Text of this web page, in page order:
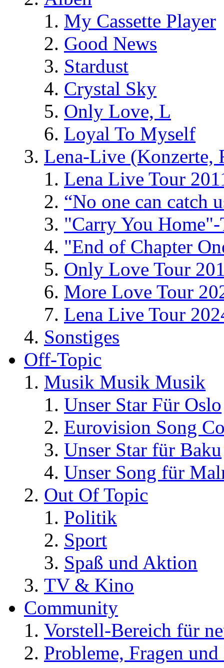
My Cassette Player
Good News
Stardust
Crystal Sky
Only Love, L
Loyal To Myself
Lena-Live (Konzerte,
Lena Live Tour
“No one can catch
"Carry You
"End of Chapter
Only Love Tour
More Love Tour
Lena Live Tour
Sonstiges
Off-Topic
Musik Musik Musik
Unser Star Für Oslo
Eurovision Song
Unser Star für Baku
Unser Song für
Out Of Topic
Politik
Sport
Spaß und Aktion
TV & Kino
Community
Vorstell-Bereich für
Probleme, Fragen